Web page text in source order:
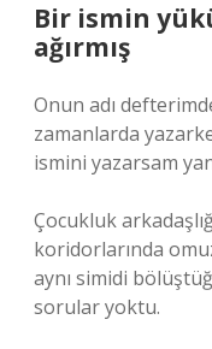
Bir ismin
ağırmış
Onun adı
zamanlarda
ismini yazarsam
Çocukluk
koridorlarında
aynı simidi
sorular yoktu.